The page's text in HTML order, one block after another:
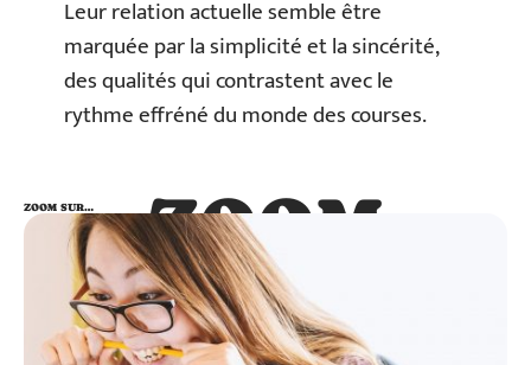
Leur relation actuelle semble être
marquée par la simplicité et la sincérité,
des qualités qui contrastent avec le
rythme effréné du monde des courses.
ZOOM
SUR…
ZOOM SUR…